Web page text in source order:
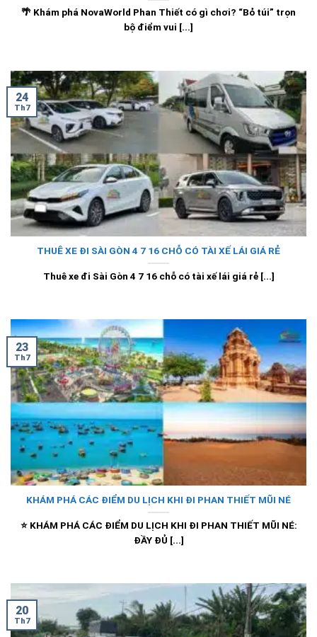
🌴 Khám phá NovaWorld Phan Thiết có gì chơi? “Bỏ túi” trọn
bộ điểm vui [...]
THUÊ XE ĐI SÀI GÒN 4 7 16 CHỖ CÓ TÀI XẾ LÁI GIÁ RẺ
Thuê xe đi Sài Gòn 4 7 16 chỗ có tài xế lái giá rẻ [...]
24
Th7
KHÁM PHÁ CÁC ĐIỂM DU LỊCH KHI ĐI PHAN THIẾT MŨI NÉ
⭐ KHÁM PHÁ CÁC ĐIỂM DU LỊCH KHI ĐI PHAN THIẾT MŨI NÉ:
ĐẦY ĐỦ [...]
23
Th7
20
Th7